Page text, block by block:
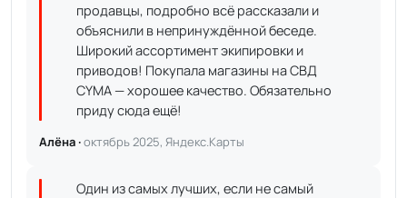
продавцы, подробно всё рассказали и
объяснили в непринуждённой беседе.
Широкий ассортимент экипировки и
приводов! Покупала магазины на СВД
CYMA — хорошее качество. Обязательно
приду сюда ещё!
Алёна ·октябрь 2025, Яндекс.Карты
Один из самых лучших, если не самый